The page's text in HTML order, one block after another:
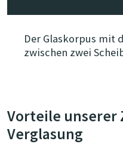
Der Glaskorpus mit
zwischen zwei
Vorteile unserer
Verglasung